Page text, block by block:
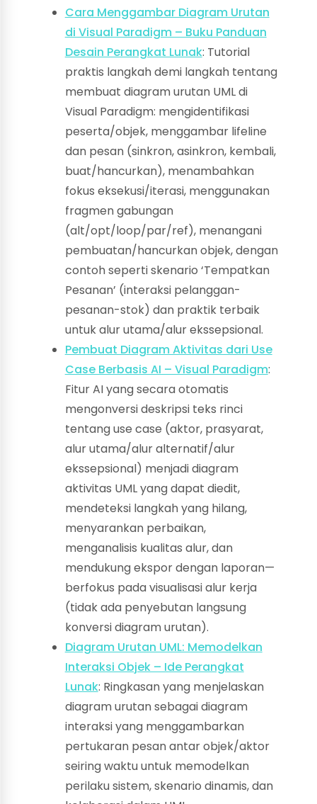
Cara Menggambar Diagram Urutan
di Visual Paradigm – Buku Panduan
Desain Perangkat Lunak: Tutorial
praktis langkah demi langkah tentang
membuat diagram urutan UML di
Visual Paradigm: mengidentifikasi
peserta/objek, menggambar lifeline
dan pesan (sinkron, asinkron, kembali,
buat/hancurkan), menambahkan
fokus eksekusi/iterasi, menggunakan
fragmen gabungan
(alt/opt/loop/par/ref), menangani
pembuatan/hancurkan objek, dengan
contoh seperti skenario ‘Tempatkan
Pesanan’ (interaksi pelanggan-
pesanan-stok) dan praktik terbaik
untuk alur utama/alur ekssepsional.
Pembuat Diagram Aktivitas dari Use
Case Berbasis AI – Visual Paradigm:
Fitur AI yang secara otomatis
mengonversi deskripsi teks rinci
tentang use case (aktor, prasyarat,
alur utama/alur alternatif/alur
ekssepsional) menjadi diagram
aktivitas UML yang dapat diedit,
mendeteksi langkah yang hilang,
menyarankan perbaikan,
menganalisis kualitas alur, dan
mendukung ekspor dengan laporan—
berfokus pada visualisasi alur kerja
(tidak ada penyebutan langsung
konversi diagram urutan).
Diagram Urutan UML: Memodelkan
Interaksi Objek – Ide Perangkat
Lunak: Ringkasan yang menjelaskan
diagram urutan sebagai diagram
interaksi yang menggambarkan
pertukaran pesan antar objek/aktor
seiring waktu untuk memodelkan
perilaku sistem, skenario dinamis, dan